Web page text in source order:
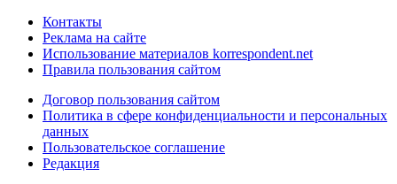
Контакты
Реклама на сайте
Использование материалов korrespondent.net
Правила пользования сайтом
Договор пользования сайтом
Политика в сфере конфиденциальности и персональных
данных
Пользовательское соглашение
Редакция